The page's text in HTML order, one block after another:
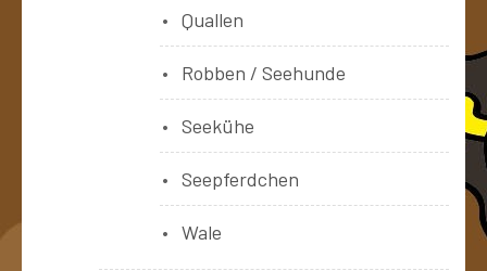
Quallen
Robben / Seehunde
Seekühe
Seepferdchen
Wale